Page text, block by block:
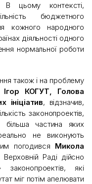
цьому контексті,
бюджетного
кожного народного
діяльності одного
нормальної роботи
також і на проблему
Ігор КОГУТ, Голова
ініціатив, відзначив,
законопроектів,
більша частина яких
не виконують
погодився Микола
Раді дійсно
які
міг потім апелювати